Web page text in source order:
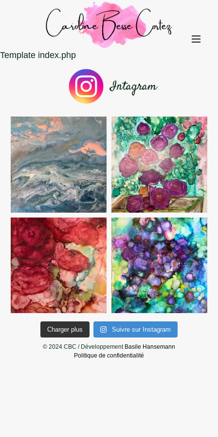
Template index.php
Intagram
Charger plus Suivre sur Instagram
© 2024 CBC / Développement Basile Hansemann
Politique de confidentialité